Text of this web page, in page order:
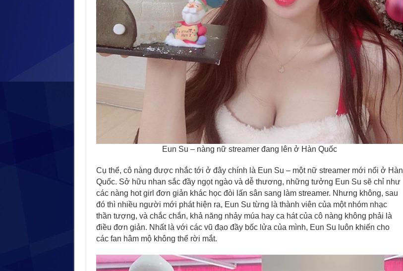
Eun Su – nàng nữ streamer đang lên ở Hàn Quốc
Cụ thể, cô nàng được nhắc tới ở đây chính là Eun Su – một nữ streamer mới nổi ở Hàn
Quốc. Sở hữu nhan sắc đầy ngọt ngào và dễ thương, những tưởng Eun Su sẽ chỉ như
các nàng hot girl đơn giản khác học đòi lấn sân sang làm streamer. Nhưng không, sau
đó thì nhiều người mới phát hiện ra, Eun Su từng là thành viên của một nhóm nhạc
thần tượng, và chắc chắn, khả năng nhảy múa hay ca hát của cô nàng không phải là
điều đơn giản. Nhất là với các vũ đạo đầy bốc lửa của mình, Eun Su luôn khiến cho
các fan hâm mộ không thể rời mắt.